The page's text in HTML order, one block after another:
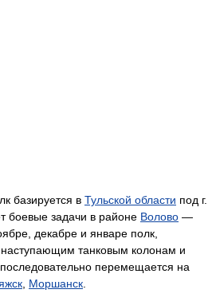
базируется в Тульской области под г.
боевые задачи в районе Волово —
декабре и январе полк,
танковым колонам и
перемещается на
Моршанск